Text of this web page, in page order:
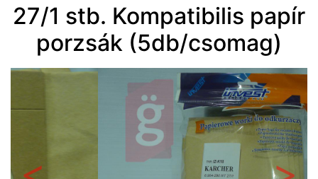
27/1 stb. Kompatibilis papír
porzsák (5db/csomag)